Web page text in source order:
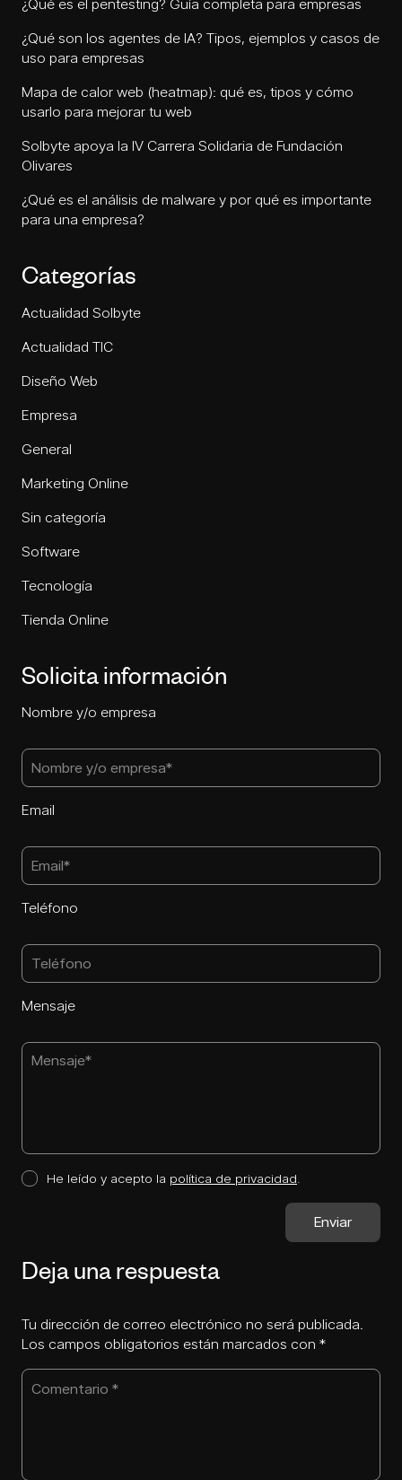
¿Qué es el pentesting? Guía completa para empresas
¿Qué son los agentes de IA? Tipos, ejemplos y casos de
uso para empresas
Mapa de calor web (heatmap): qué es, tipos y cómo
usarlo para mejorar tu web
Solbyte apoya la IV Carrera Solidaria de Fundación
Olivares
¿Qué es el análisis de malware y por qué es importante
para una empresa?
Categorías
Actualidad Solbyte
Actualidad TIC
Diseño Web
Empresa
General
Marketing Online
Sin categoría
Software
Tecnología
Tienda Online
Solicita información
Nombre y/o empresa
Email
Teléfono
Mensaje
He leído y acepto la política de privacidad
Deja una respuesta
Tu dirección de correo electrónico no será publicada.
Los campos obligatorios están marcados con *